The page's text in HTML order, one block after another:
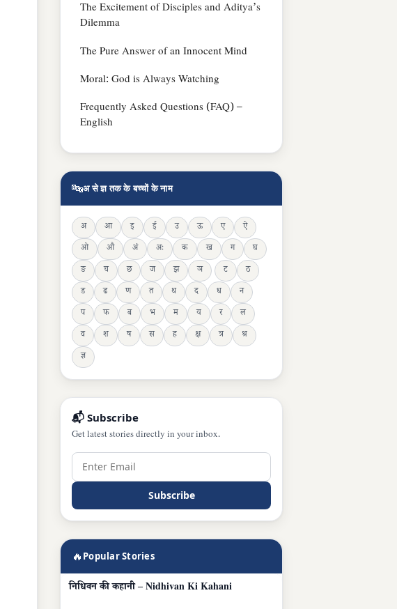
The Excitement of Disciples and Aditya’s
Dilemma
The Pure Answer of an Innocent Mind
Moral: God is Always Watching
Frequently Asked Questions (FAQ) –
English
🔤अ से ज्ञ तक के बच्चों के नाम
अ आ इ ई उ ऊ ए
ऐ
ओ
औ अं अः क ख ग
घ
ङ
च छ ज झ ञ ट
ठ
ड
ढ ण त थ द ध
न
प
फ ब भ म य र
ल
व
श ष स ह क्ष त्र
श्र
ज्ञ
📬 Subscribe
Get latest stories directly in your inbox.
Subscribe
🔥 Popular Stories
निधिवन की कहानी – Nidhivan Ki Kahani